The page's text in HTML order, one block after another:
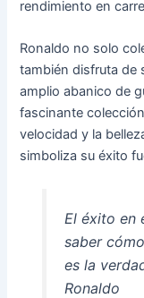
rendimiento en
Ronaldo no solo
también disfruta de
amplio abanico de
fascinante
velocidad y la
simboliza su éxito
El éxito en
saber
es la
Ronaldo